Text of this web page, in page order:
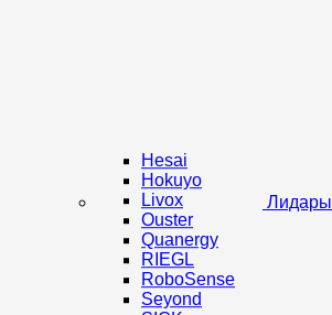
Лидары
Hesai
Hokuyo
Livox
Ouster
Quanergy
RIEGL
RoboSense
Seyond